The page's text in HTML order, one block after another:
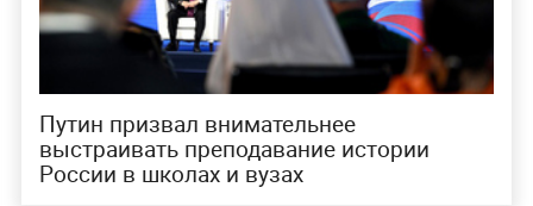
Путин призвал внимательнее
выстраивать преподавание истории
России в школах и вузах